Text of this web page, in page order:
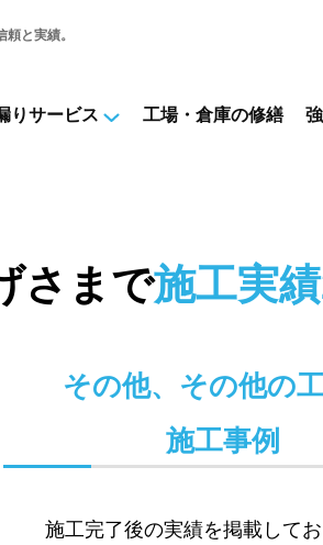
と実績。
りサービス 工場・倉庫の修繕
さまで施工実
その他、その他の
施工事例
施工完了後の実績を掲載してお